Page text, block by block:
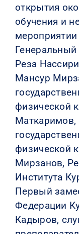
открытия
обучения и
мероприятии
Реза
Мансур
физической
Маткаримов,
физической
Мирзанов,
Института
Первый
Федерации
Кадыров,